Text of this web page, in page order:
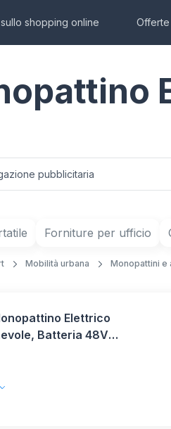
shopping online
pubblicitaria
Forniture per ufficio
Mobilità urbana Monopattini e
Elettrico
Batteria 48V
fino a 55 km,
Doppio Freno